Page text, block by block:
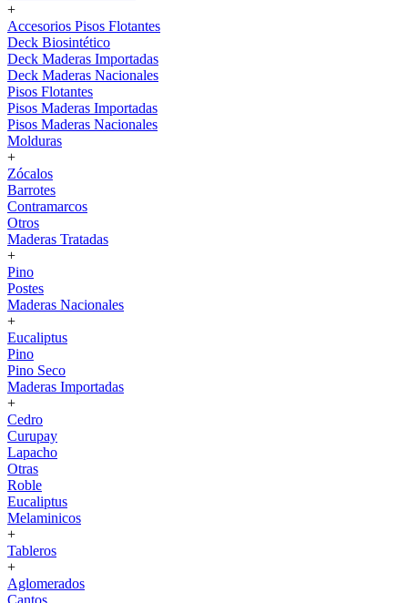
+
Accesorios Pisos Flotantes
Deck Biosintético
Deck Maderas Importadas
Deck Maderas Nacionales
Pisos Flotantes
Pisos Maderas Importadas
Pisos Maderas Nacionales
Molduras
+
Zócalos
Barrotes
Contramarcos
Otros
Maderas Tratadas
+
Pino
Postes
Maderas Nacionales
+
Eucaliptus
Pino
Pino Seco
Maderas Importadas
+
Cedro
Curupay
Lapacho
Otras
Roble
Eucaliptus
Melaminicos
+
Tableros
+
Aglomerados
Cantos